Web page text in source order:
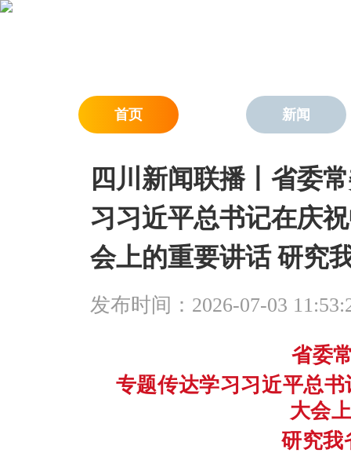
首页 新闻
四川新闻联播丨省委
习习近平总书记在庆
会上的重要讲话 研究
发布时间：2026-07-03
省委
专题传达学习习近平总
大会
研究我